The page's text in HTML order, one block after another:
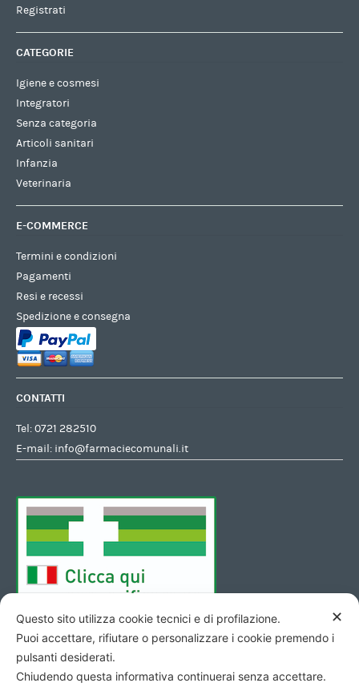
Registrati
CATEGORIE
Igiene e cosmesi
Integratori
Senza categoria
Articoli sanitari
Infanzia
Veterinaria
E-COMMERCE
Termini e condizioni
Pagamenti
Resi e recessi
Spedizione e consegna
CONTATTI
Tel:0721 282510
E-mail: info@farmaciecomunali.it
✕
Questo sito utilizza cookie tecnici e di profilazione.
Puoi accettare, rifiutare o personalizzare i cookie premendo i
pulsanti desiderati.
Chiudendo questa informativa continuerai senza accettare.